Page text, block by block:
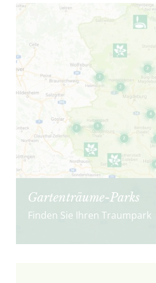
Gartenträume-Parks
Finden Sie Ihren Traumpark